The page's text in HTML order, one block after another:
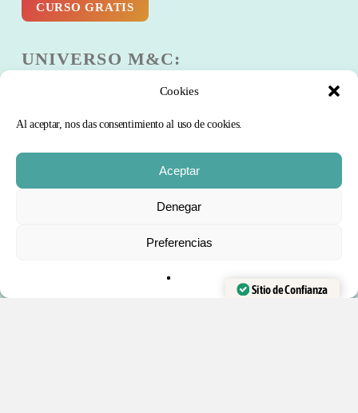
Cookies
Al aceptar, nos das consentimiento al uso de cookies.
Aceptar
Denegar
Preferencias
CURSO GRATIS
UNIVERSO M&C:
Blog
Comunidad
Sitio de Confianza